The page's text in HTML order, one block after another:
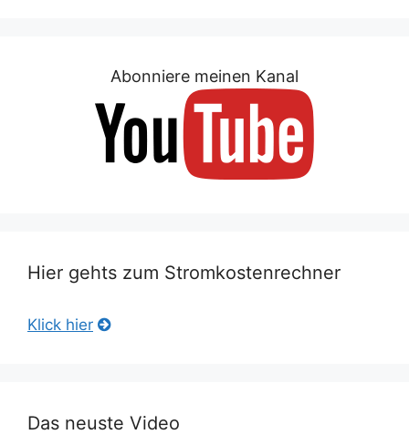
Abonniere meinen Kanal
Hier gehts zum Stromkostenrechner
Klick hier
Das neuste Video